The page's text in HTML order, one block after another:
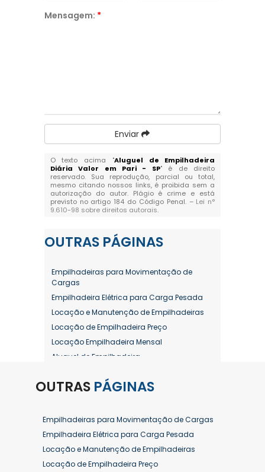
Mensagem: *
Enviar
O texto acima "Aluguel de Empilhadeira
Diária Valor em Pari - SP" é de direito
reservado. Sua reprodução, parcial ou total,
mesmo citando nossos links, é proibida sem a
autorização do autor. Plágio é crime e está
previsto no artigo 184 do Código Penal. – Lei n°
9.610-98 sobre direitos autorais.
OUTRAS PÁGINAS
Empilhadeiras para Movimentação de
Cargas
Empilhadeira Elétrica para Carga Pesada
Locação e Manutenção de Empilhadeiras
Locação de Empilhadeira Preço
Locação Empilhadeira Mensal
Aluguel de Empilhadeira
Aluguel de Empilhadeira Diária Valor
Aluguel de Empilhadeira Elétrica Preço
Aluguel de Empilhadeira Mensal
Aluguel de Empilhadeira Preço
Aluguel de Empilhadeira Valor
OUTRAS PÁGINAS
Empilhadeiras para Movimentação de Cargas
Empilhadeira Elétrica para Carga Pesada
Locação e Manutenção de Empilhadeiras
Locação de Empilhadeira Preço